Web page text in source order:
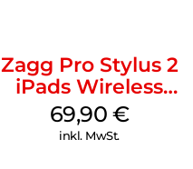
Zagg Pro Stylus 2
iPads Wireless
Charging Grau
69,90 €
inkl. MwSt.